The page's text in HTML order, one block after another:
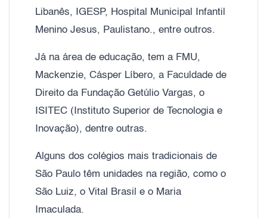
Libanês, IGESP, Hospital Municipal Infantil
Menino Jesus, Paulistano., entre outros.
Já na área de educação, tem a FMU,
Mackenzie, Cásper Líbero, a Faculdade de
Direito da Fundação Getúlio Vargas, o
ISITEC (Instituto Superior de Tecnologia e
Inovação), dentre outras.
Alguns dos colégios mais tradicionais de
São Paulo têm unidades na região, como o
São Luiz, o Vital Brasil e o Maria
Imaculada.